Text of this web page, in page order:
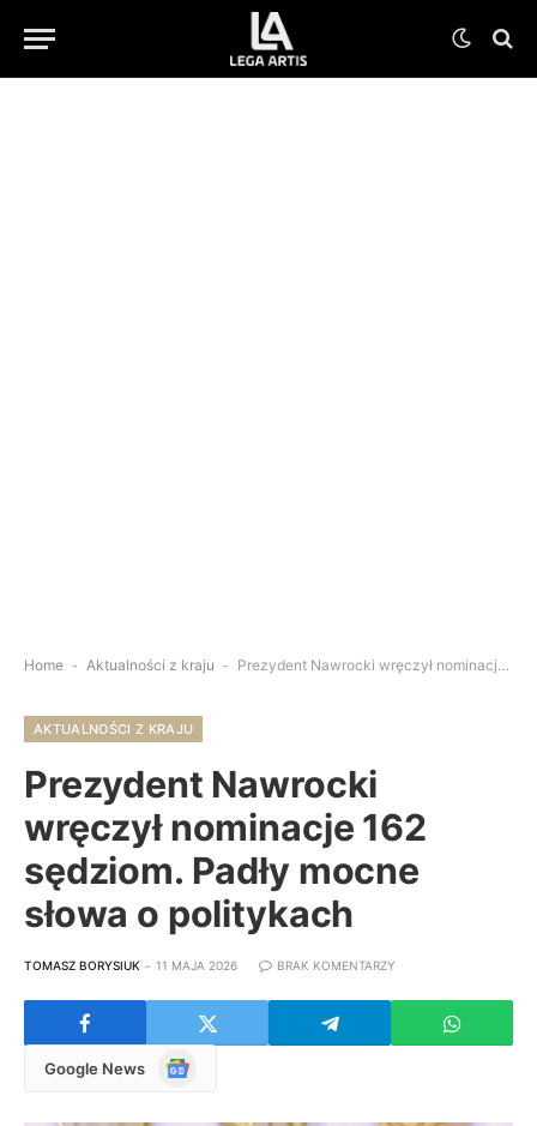
Home - Aktualności z kraju - Prezydent Nawrocki wręczył nominacje 162 sędziom. Padły mocne słowa o politykach
AKTUALNOŚCI Z KRAJU
Prezydent Nawrocki
wręczył nominacje 162
sędziom. Padły mocne
słowa o politykach
TOMASZ BORYSIUK 11 MAJA 2026 BRAK KOMENTARZY
Google News
Google